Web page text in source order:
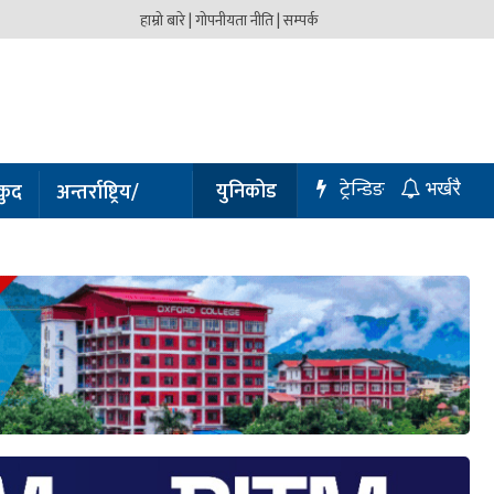
हाम्रो बारे |गोपनीयता नीति |सम्पर्क
अन्तर्राष्ट्रिय/
प्रबास
युनिकोड भर्खरै
ट्रेन्डिङ